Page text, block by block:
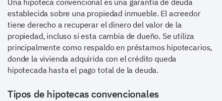
Una hipoteca convencional es una garantía de deuda
establecida sobre una propiedad inmueble. El acreedor
tiene derecho a recuperar el dinero del valor de la
propiedad, incluso si esta cambia de dueño. Se utiliza
principalmente como respaldo en préstamos hipotecarios,
donde la vivienda adquirida con el crédito queda
hipotecada hasta el pago total de la deuda.
Tipos de hipotecas convencionales